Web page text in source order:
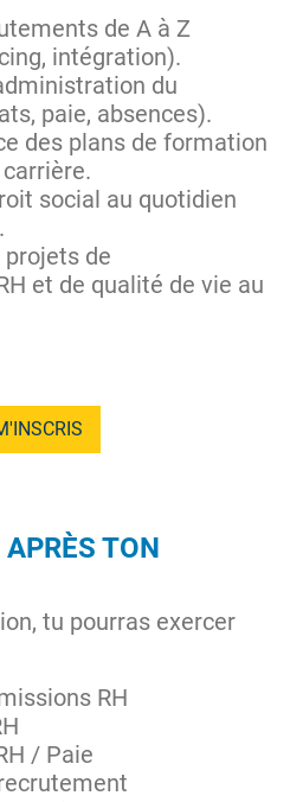
de A à Z
intégration).
du
paie, absences).
des plans de formation
social au quotidien
de
et de qualité de vie au
TON
tu pourras exercer
RH
/ Paie